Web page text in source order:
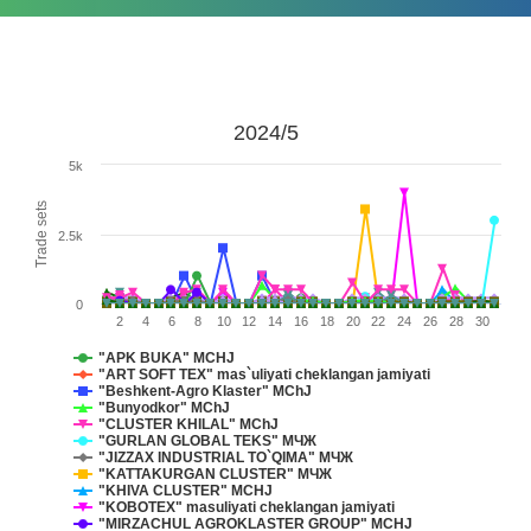
Trade sets
2024/5
"APK BUKA" MCHJ
"ART SOFT TEX" mas`uliyati cheklangan jamiyati
"Beshkent-Agro Klaster" MChJ
"Bunyodkor" MChJ
"CLUSTER KHILAL" MChJ
"GURLAN GLOBAL TEKS" МЧЖ
"JIZZAX INDUSTRIAL TO`QIMA" МЧЖ
"KATTAKURGAN CLUSTER" МЧЖ
"KHIVA CLUSTER" MCHJ
"KOBOTEX" masuliyati cheklangan jamiyati
"MIRZACHUL AGROKLASTER GROUP" MCHJ
2 4 6 8 10 12 14 16 18 20 22 24 26 28 30
0
2.5k
5k